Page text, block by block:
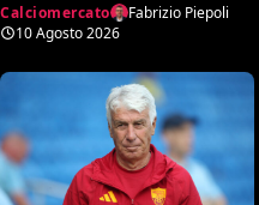
dal Real Madrid. Avviati
contatti per Lunin”
Calciomercato
Fabrizio Piepoli
10 Agosto 2026